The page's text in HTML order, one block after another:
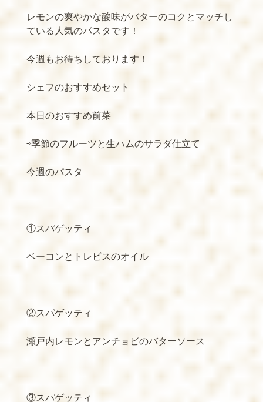
レモンの爽やかな酸味がバターのコクとマッチし
ている人気のパスタです！
今週もお待ちしております！
シェフのおすすめセット
本日のおすすめ前菜
⇨季節のフルーツと生ハムのサラダ仕立て
今週のパスタ
①スパゲッティ
ベーコンとトレビスのオイル
②スパゲッティ
瀬戸内レモンとアンチョビのバターソース
③スパゲッティ